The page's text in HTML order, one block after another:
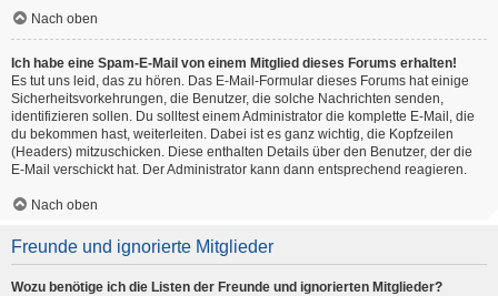
Nach oben
Ich habe eine Spam-E-Mail von einem Mitglied dieses Forums erhalten!
Es tut uns leid, das zu hören. Das E-Mail-Formular dieses Forums hat einige
Sicherheitsvorkehrungen, die Benutzer, die solche Nachrichten senden,
identifizieren sollen. Du solltest einem Administrator die komplette E-Mail, die
du bekommen hast, weiterleiten. Dabei ist es ganz wichtig, die Kopfzeilen
(Headers) mitzuschicken. Diese enthalten Details über den Benutzer, der die
E-Mail verschickt hat. Der Administrator kann dann entsprechend reagieren.
Nach oben
Freunde und ignorierte Mitglieder
Wozu benötige ich die Listen der Freunde und ignorierten Mitglieder?